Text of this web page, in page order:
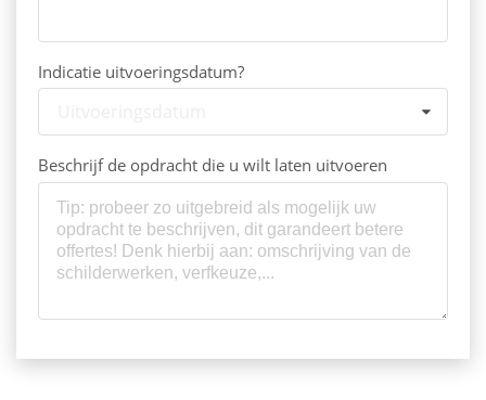
Indicatie uitvoeringsdatum?
Beschrijf de opdracht die u wilt laten uitvoeren